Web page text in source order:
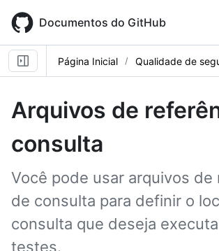
main
content
Documentos do GitHub
Página Inicial Qualidade de
Arquivos de
consulta
Você pode usar arquivos de
de consulta para definir o
consulta que deseja
testes.